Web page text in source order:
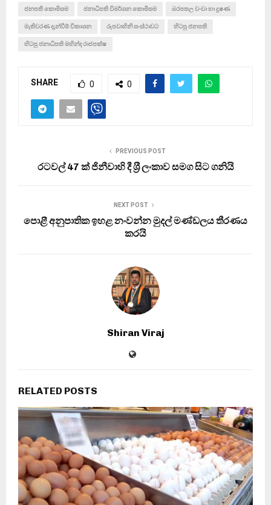
ජනපති කොමිසම ජනාධිපති විමර්ශන කොමිසම බරපතල වංචා හා දූෂණ
මැතිවරණ දැන්වීම් විකාශන රූපවාහිනි සංස්ථාවට හිටපු ජනපති
හිටපු ජනාධිපති මහින්ද රාජපක්ෂ
SHARE 0 0
PREVIOUS POST
රටවල් 47 ක් ජිනීවාහි දී ශ‍්‍රී ලංකාව සමග සිට ගනියි
NEXT POST
පොළී අනුපාතික ඉහළ නංවන්න මුදල් මණ්ඩලය තීරණය
කරයි
Shiran Viraj
RELATED POSTS